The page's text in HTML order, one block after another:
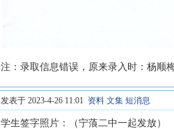
注：录取信息错误，原来录入时：杨顺
发表于 2023-4-26 11:01 资料 文集 短消息
学生签字照片：（宁蒗二中一起发放）